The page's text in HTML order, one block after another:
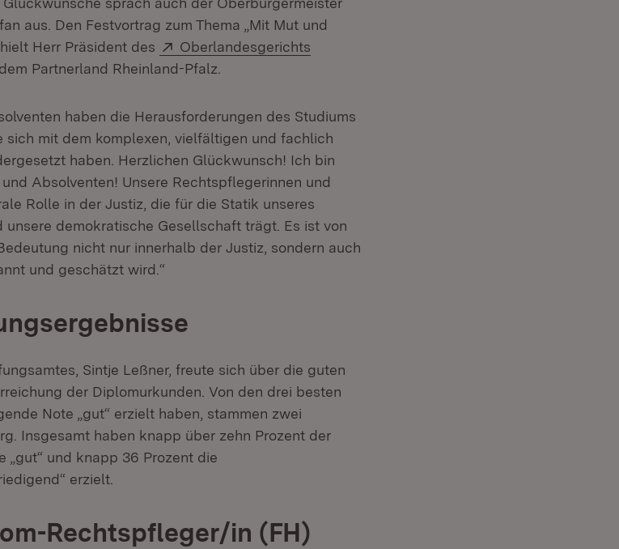
aus. Den Festvortrag zum Thema „Mit Mut und
Herr Präsident des
Extern:
Oberlandesgerichts
Partnerland Rheinland-Pfalz.
haben die Herausforderungen des Studiums
sich mit dem komplexen, vielfältigen und fachlich
haben. Herzlichen Glückwunsch! Ich bin
Absolventen! Unsere Rechtspflegerinnen und
Rolle in der Justiz, die für die Statik unseres
demokratische Gesellschaft trägt. Es ist von
nicht nur innerhalb der Justiz, sondern auch
und geschätzt wird.“
Sintje Leßner, freute sich über die guten
der Diplomurkunden. Von den drei besten
Note „gut“ erzielt haben, stammen zwei
Insgesamt haben knapp über zehn Prozent der
„gut“ und knapp 36 Prozent die
erzielt.
Rechtspfleger/in (FH)